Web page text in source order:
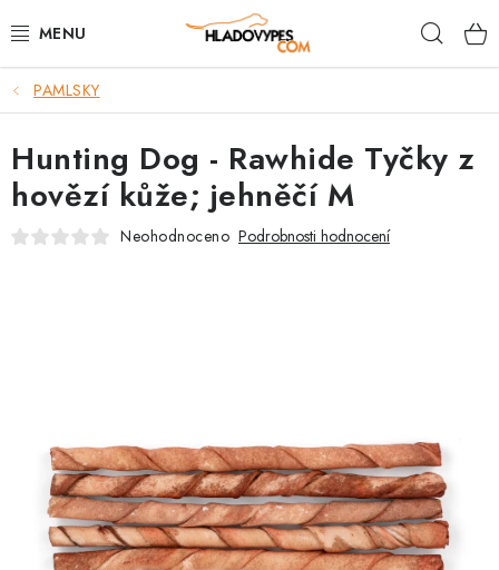
na
POTŘEBY PRO PSY
TAMI PŘEPRAVNÍ BOXY
SPORT SE PSEM
ZNAČKY
PRODEJNA
BLOG
PAMLSKY
Hunting Dog - Rawhide Tyčky z
hovězí kůže; jehněčí M
Neohodnoceno Podrobnosti hodnocení